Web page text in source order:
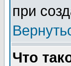
при
Что